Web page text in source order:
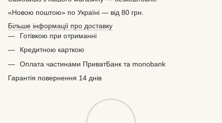
«Новою поштою» по Україні — від 80 грн.
Більше інформації про доставку
Готівкою при отриманні
Кредитною карткою
Оплата частинами ПриватБанк та monobank
Гарантія повернення 14 днів